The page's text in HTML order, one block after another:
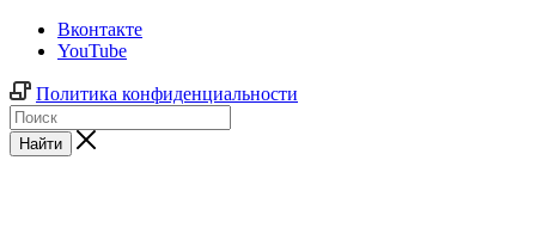
Вконтакте
YouTube
Политика конфиденциальности
Найти